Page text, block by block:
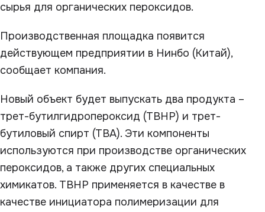
сырья для органических пероксидов.
Производственная площадка появится
действующем предприятии в Нинбо (Китай),
сообщает компания.
Новый объект будет выпускать два продукта –
трет-бутилгидропероксид (TBHP) и трет-
бутиловый спирт (ТВА). Эти компоненты
используются при производстве органических
пероксидов, а также других специальных
химикатов. TBHP применяется в качестве в
качестве инициатора полимеризации для